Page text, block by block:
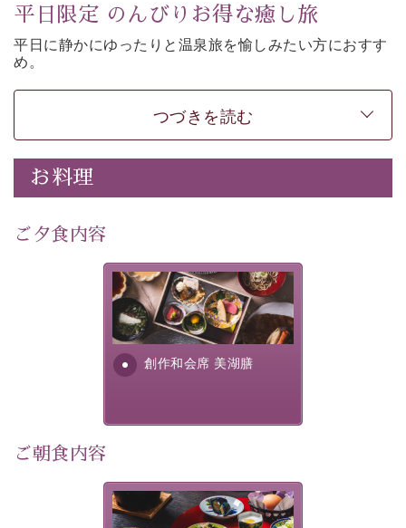
平日限定 のんびりお得な癒し旅
平日に静かにゆったりと温泉旅を愉しみたい方におすす
め。
い。
どなたでもお得にご予約できます。
-----------【安心への取り組み】----------
個室料亭、貸切風呂のご利用が可能な上、 安心安全にご
滞在いただけるよう
徹底した衛生管理を行っております。
---------------------------------------------
【公式限定価格】 通常料金よりお一人様1100円引き
・朝夕個室料亭で個室食
・館内着をご用意
・就寝用パジャマをご用意
・館内フリーWi-Fi
つづきを読む
お料理
ご夕食内容
創作和会席 美湖膳
美湖膳とは諏訪の地で特別を
提供する為に料理長・神原 裕
明が考え出した創作和会席で
す。美しい諏訪湖の幸...
ご朝食内容
さっぱりとした和食膳に使わ